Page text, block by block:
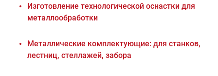
Изготовление технологической оснастки для
металлообработки
Металлические комплектующие: для станков,
лестниц, стеллажей, забора